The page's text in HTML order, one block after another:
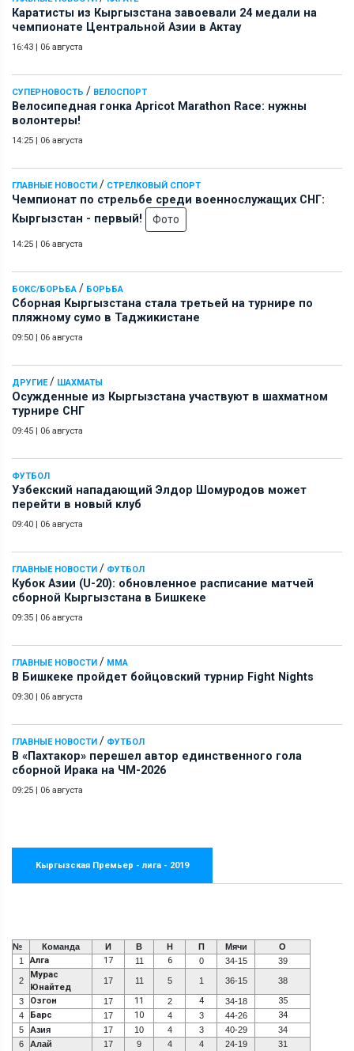
Каратисты из Кыргызстана завоевали 24 медали на
чемпионате Центральной Азии в Актау
16:43 | 06 августа
СУПЕРНОВОСТЬ / ВЕЛОСПОРТ
Велосипедная гонка Apricot Marathon Race: нужны
волонтеры!
14:25 | 06 августа
ГЛАВНЫЕ НОВОСТИ / СТРЕЛКОВЫЙ СПОРТ
Чемпионат по стрельбе среди военнослужащих СНГ:
Кыргызстан - первый!
Фото
14:25 | 06 августа
БОКС/БОРЬБА / БОРЬБА
Сборная Кыргызстана стала третьей на турнире по
пляжному сумо в Таджикистане
09:50 | 06 августа
ДРУГИЕ/ ШАХМАТЫ
Осужденные из Кыргызстана участвуют в шахматном
турнире СНГ
09:45 | 06 августа
ФУТБОЛ
Узбекский нападающий Элдор Шомуродов может
перейти в новый клуб
09:40 | 06 августа
ГЛАВНЫЕ НОВОСТИ / ФУТБОЛ
Кубок Азии (U-20): обновленное расписание матчей
сборной Кыргызстана в Бишкеке
09:35 | 06 августа
ГЛАВНЫЕ НОВОСТИ / ММА
В Бишкеке пройдет бойцовский турнир Fight Nights
09:30 | 06 августа
ГЛАВНЫЕ НОВОСТИ / ФУТБОЛ
В «Пахтакор» перешел автор единственного гола
сборной Ирака на ЧМ-2026
09:25 | 06 августа
Кыргызская Премьер - лига - 2019
№ Команда И В Н П Мячи
О
1
Алга 17 11 6 0 34-15 39
2
Мурас
Юнайтед
17 11 5 1 36-15 38
3 Озгон 17 11 2 4 34-18 35
4 Барс 17 10 4 3 44-26 34
5 Азия 17 10 4 3 40-29
34
6
Алай 17 9 4 4 24-19
31